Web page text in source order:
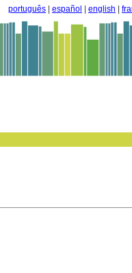
português español english